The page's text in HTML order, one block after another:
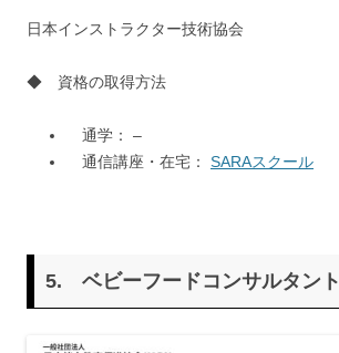
日本インストラクター技術協会
◆ 資格の取得方法
通学： –
通信講座・在宅： SARAスクール
5. ベビーフードコンサルタント